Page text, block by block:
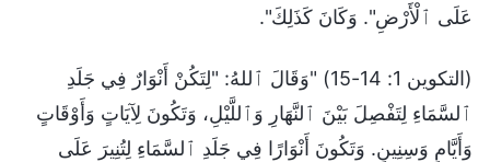
عَلَى ٱلْأَرْضِ". وَكَانَ كَذَلِكَ".
(التكوين 1: 14-15) "وَقَالَ ٱللهُ: "لِتَكُنْ أَنْوَارٌ فِي جَلَدِ
ٱلسَّمَاءِ لِتَفْصِلَ بَيْنَ ٱلنَّهَارِ وَٱللَّيْلِ، وَتَكُونَ لِآيَاتٍ وَأَوْقَاتٍ
وَأَيَّامٍ وَسِنِينٍ. وَتَكُونَ أَنْوَارًا فِي جَلَدِ ٱلسَّمَاءِ لِتُنِيرَ عَلَى